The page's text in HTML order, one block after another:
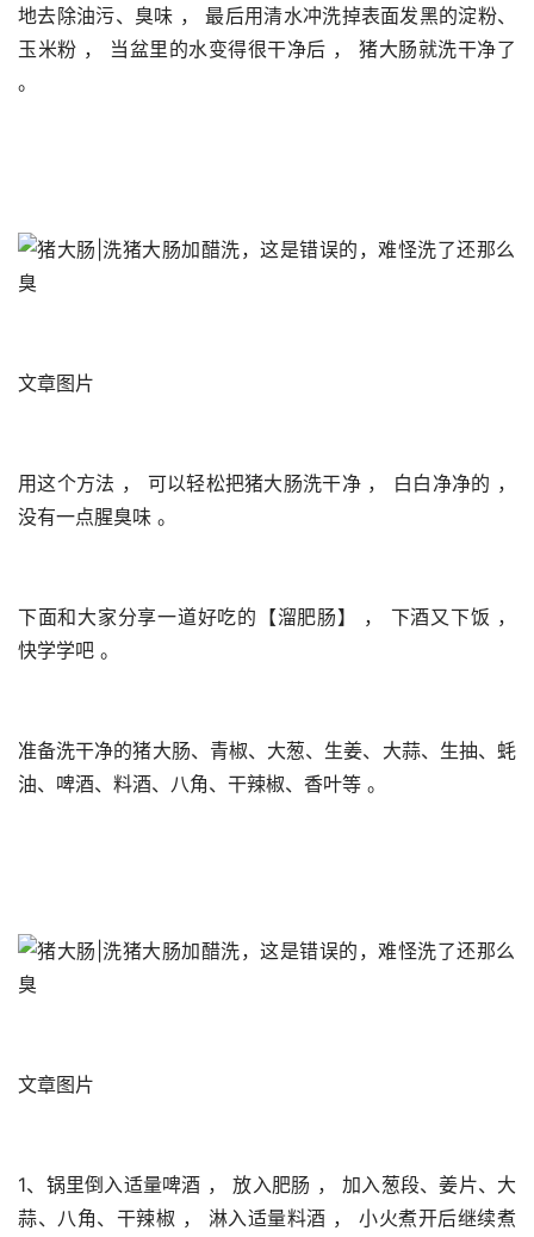
地去除油污、臭味 ， 最后用清水冲洗掉表面发黑的淀粉、
玉米粉 ， 当盆里的水变得很干净后 ， 猪大肠就洗干净了
。
文章图片
用这个方法 ， 可以轻松把猪大肠洗干净 ， 白白净净的 ，
没有一点腥臭味 。
下面和大家分享一道好吃的【溜肥肠】 ， 下酒又下饭 ，
快学学吧 。
准备洗干净的猪大肠、青椒、大葱、生姜、大蒜、生抽、蚝
油、啤酒、料酒、八角、干辣椒、香叶等 。
文章图片
1、锅里倒入适量啤酒 ， 放入肥肠 ， 加入葱段、姜片、大
蒜、八角、干辣椒 ， 淋入适量料酒 ， 小火煮开后继续煮